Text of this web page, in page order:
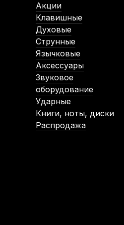
Акции
Клавишные
Духовые
Струнные
Язычковые
Аксессуары
Звуковое
оборудование
Ударные
Книги, ноты, диски
Распродажа